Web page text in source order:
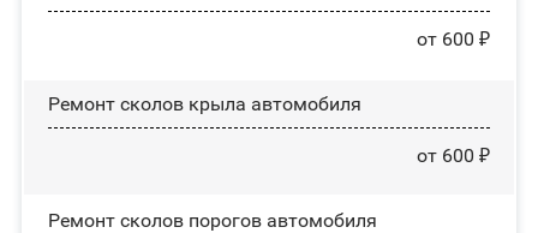
от 600 ₽
Ремонт сколов крыла автомобиля
от 600 ₽
Ремонт сколов порогов автомобиля